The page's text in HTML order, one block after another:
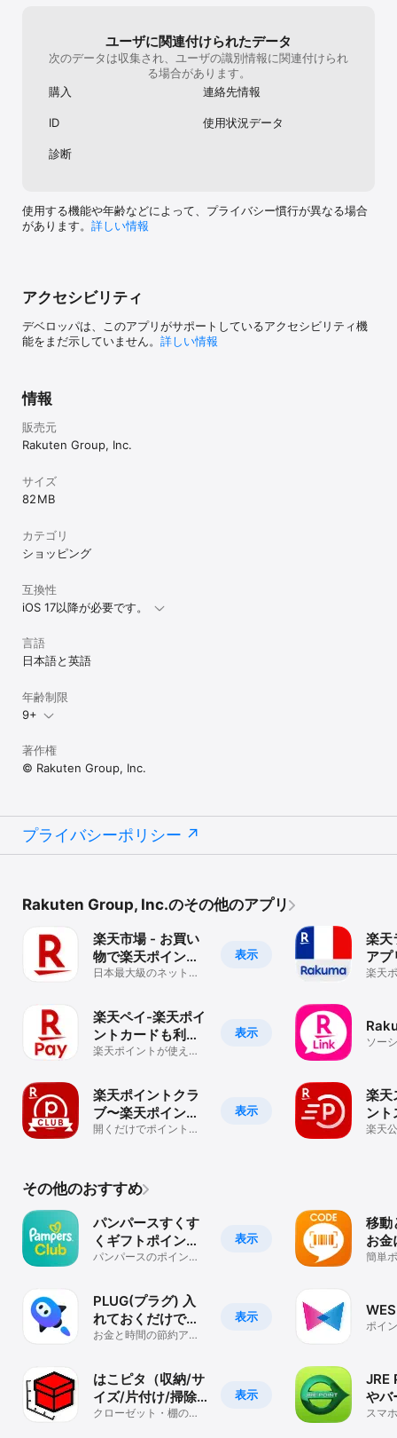
※　本アプリをご利用いただくには、楽天IDが必要となります。
※　楽天リーベイツ利用規約はこちら：
https://www.rebates.jp/help/terms-conditions
ユーザに関連付けられたデータ
次のデータは収集され、ユーザの識別情報に関連付けられ
る場合があります。
購入
連絡先情報
ID 使用状況データ
診断
使用する機能や年齢などによって、プライバシー慣行が異なる場合
があります。 詳しい情報
アクセシビリティ
デベロッパは、このアプリがサポートしているアクセシビリティ機
能をまだ示していません。 詳しい情報
情報
販売元
Rakuten Group, Inc.
サイズ
82 MB
カテゴリ
ショッピング
互換性
iOS 17以降が必要です。
言語
日本語と英語
年齢制限
9+
著作権
© Rakuten Group, Inc.
プライバシーポリシー
Rakuten Group, Inc.のその他のアプリ
表示
楽天市場 - お買い
物で楽天ポイント
が貯まる便利な通
日本最大級のネットシ
表示
楽天ペイ-楽天ポイ
ントカードも利用
できるスマホ決済
楽天ポイントが使え
表示
楽天ポイントクラ
ブ〜楽天ポイント
公式アプリ〜
開くだけでポイント＆
楽天
アプ
楽天
ソー
楽天
ント
天ポ
楽天
その他のおすすめ
表示
パンパースすくす
くギフトポイント-
おむつのポイント
パンパースのポイント
表示
PLUG(プラグ) 入
れておくだけで安
くお買い物できる
お金と時間の節約アプ
表示
はこピタ（収納/サ
イズ/片付け/掃除/
ルーム/レイアウ
クローゼット・棚の整
移動
お金
活ア
簡単
ポイ
JRE
やバ
イン
スマ